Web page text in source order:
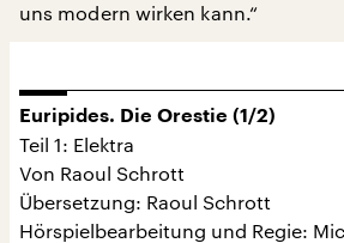
uns modern wirken kann.“
Euripides. Die Orestie (1/2)
Teil 1: Elektra
Von Raoul Schrott
Übersetzung: Raoul Schrott
Hörspielbearbeitung und Regie: